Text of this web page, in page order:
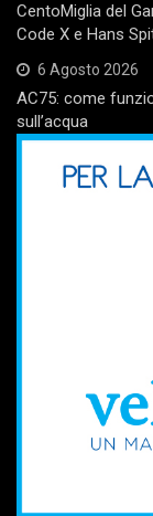
CentoMiglia del
Code X e Hans
6 Agosto 2026
AC75: come
sull’acqua